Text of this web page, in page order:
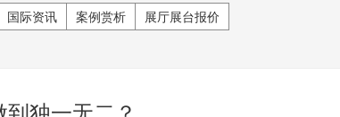
国际资讯 案例赏析 展厅展台报价